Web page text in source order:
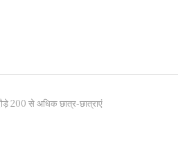
से अधिक छात्र-छात्राएं